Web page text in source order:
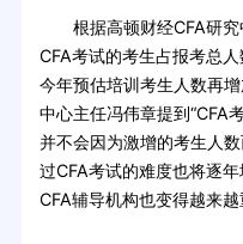
根据高顿财经CFA研究
CFA考试的考生占报考总
今年预估培训考生人数再
中心主任冯伟章提到“CFA
并不会因为激增的考生人
过CFA考试的难度也将逐
CFA辅导机构也变得越来越